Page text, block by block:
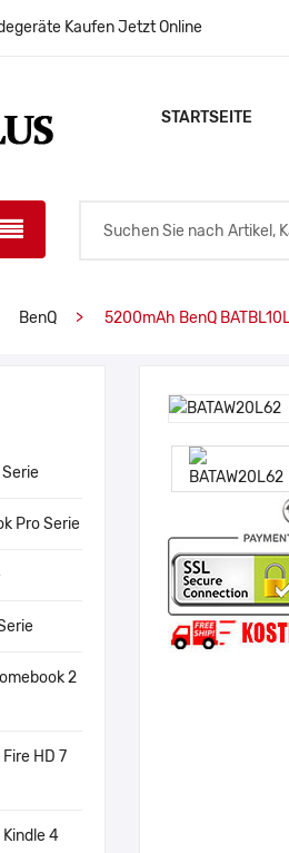
Kaufen Jetzt Online
STARTSEITE
BenQ 5200mAh BenQ
Pro Serie
2
HD 7
4